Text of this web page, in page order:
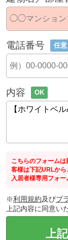
電話番号 任意
内容 OK
こちらのフォーム
客様は下記URLから
入居者様専用フォ
※利用規約及びプ
上記内容に同意い
上